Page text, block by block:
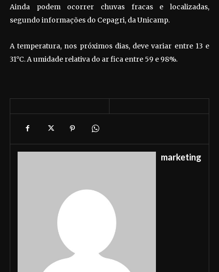
Ainda podem ocorrer chuvas fracas e localizadas,
segundo informações do Cepagri, da Unicamp.
A temperatura, nos próximos dias, deve variar entre 13 e
31°C. A umidade relativa do ar fica entre 59 e 98%.
marketing